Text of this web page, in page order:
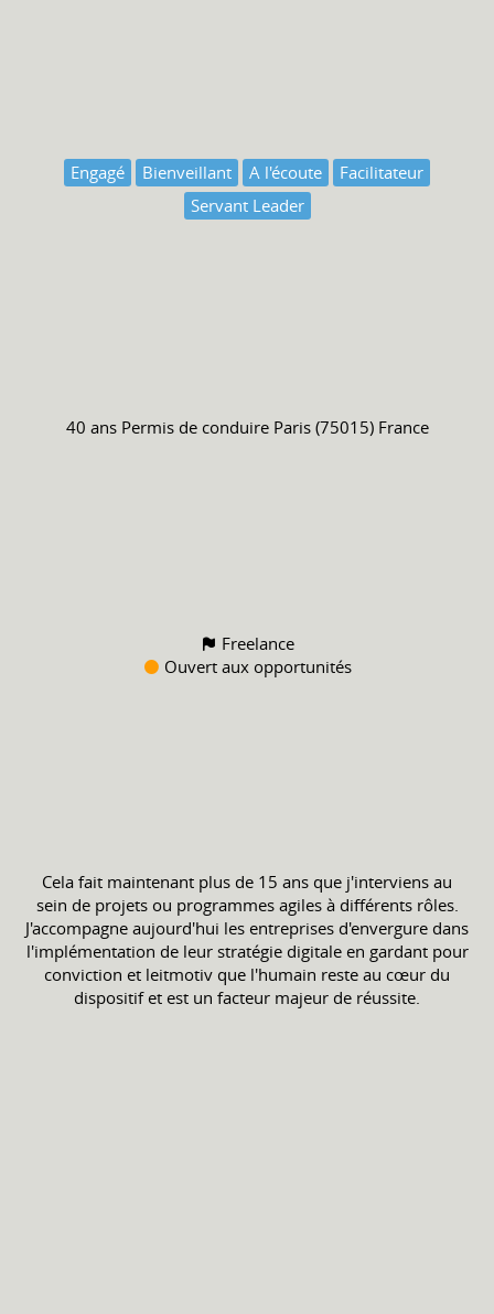
Engagé Bienveillant A l'écoute
Facilitateur
Servant Leader
40 ans Permis de conduire Paris (75015) France
Freelance
Ouvert aux opportunités
Cela fait maintenant plus de 15 ans que j'interviens au
sein de projets ou programmes agiles à différents rôles.
J'accompagne aujourd'hui les entreprises d'envergure dans
l'implémentation de leur stratégie digitale en gardant pour
conviction et leitmotiv que l'humain reste au cœur du
dispositif et est un facteur majeur de réussite.